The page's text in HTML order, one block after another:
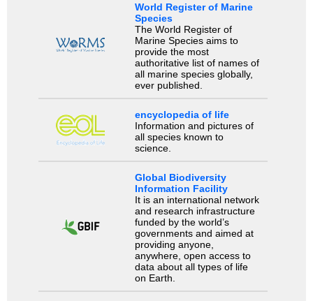
World Register of Marine
Species
The World Register of
Marine Species aims to
provide the most
authoritative list of names of
all marine species globally,
ever published.
encyclopedia of life
Information and pictures of
all species known to
science.
Global Biodiversity
Information Facility
It is an international network
and research infrastructure
funded by the world’s
governments and aimed at
providing anyone,
anywhere, open access to
data about all types of life
on Earth.